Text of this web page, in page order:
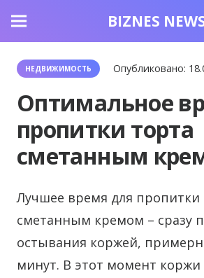
BIZNES
НЕДВИЖИМОСТЬ Опубликовано:
Оптимальное
пропитки торта
сметанным
Лучшее время для пропитки
сметанным кремом – сразу
остывания коржей,
минут. В этот момент коржи